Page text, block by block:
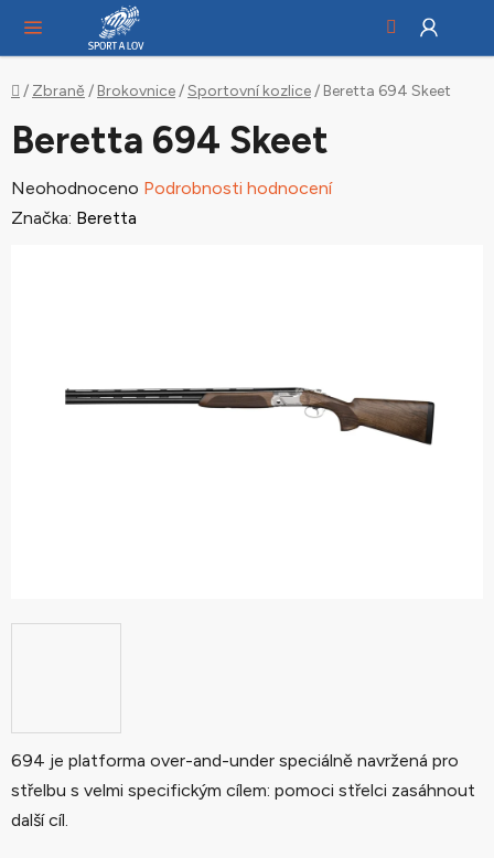
obsah
Domů
/ Zbraně / Brokovnice/Sportovní kozlice/ Beretta 694 Skeet
694 je platforma over-and-under speciálně navržená pro
střelbu s velmi specifickým cílem: pomoci střelci zasáhnout
další cíl.
Beretta 694 Skeet
Průměrné
hodnocení
hvězdiček.
Neohodnoceno Podrobnosti hodnocení
Značka: Beretta